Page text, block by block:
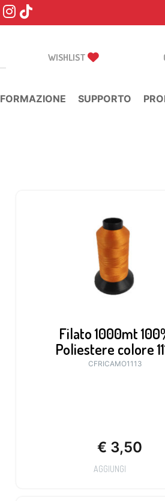
WISHLIST
FORMAZIONE SUPPORTO
Filato 1000mt
Poliestere colore
CFRICAMO1113
€ 3,50
AGGIUNGI